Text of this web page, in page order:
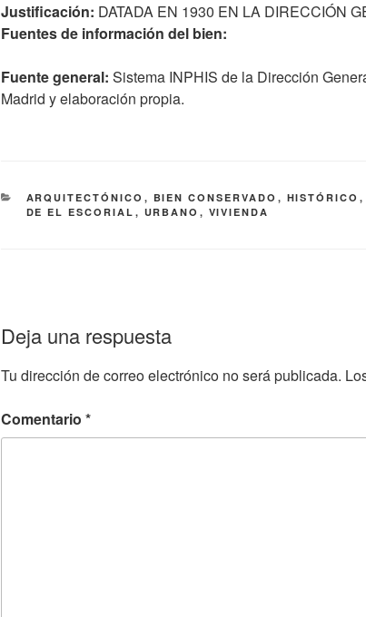
Justificación: DATADA EN 1930 EN LA DIRECCIÓN
Fuentes de información del bien:
Fuente general: Sistema INPHIS de la Dirección
Madrid y elaboración propia.
CATEGORÍAS
ARQUITECTÓNICO , BIEN CONSERVADO , HISTÓRICO ,
DE EL ESCORIAL , URBANO , VIVIENDA
Deja una respuesta
Tu dirección de correo electrónico no será publicada.
Comentario *